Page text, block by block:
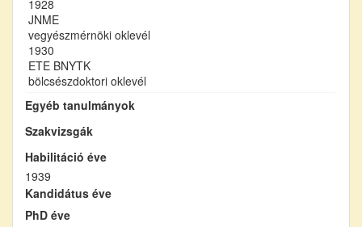
1928
JNME
vegyészmérnöki oklevél
1930
ETE BNYTK
bölcsészdoktori oklevél
Egyéb tanulmányok
Szakvizsgák
Habilitáció éve
1939
Kandidátus éve
PhD éve